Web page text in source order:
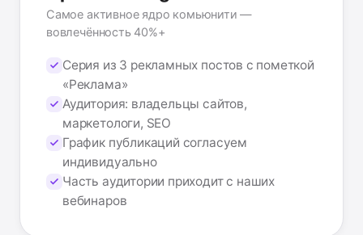
Самое активное ядро комьюнити —
вовлечённость 40%+
Серия из 3 рекламных постов с пометкой
«Реклама»
Аудитория: владельцы сайтов,
маркетологи, SEO
График публикаций согласуем
индивидуально
Часть аудитории приходит с наших
вебинаров